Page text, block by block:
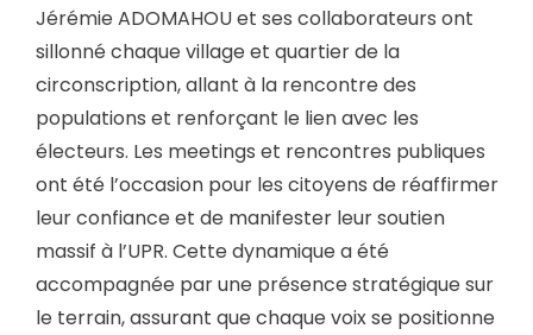
Jérémie ADOMAHOU et ses collaborateurs ont
sillonné chaque village et quartier de la
circonscription, allant à la rencontre des
populations et renforçant le lien avec les
électeurs. Les meetings et rencontres publiques
ont été l’occasion pour les citoyens de réaffirmer
leur confiance et de manifester leur soutien
massif à l’UPR. Cette dynamique a été
accompagnée par une présence stratégique sur
le terrain, assurant que chaque voix se positionne